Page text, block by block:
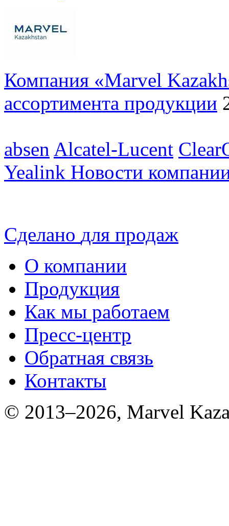
Компания «Marvel
ассортимента продукции
absen Alcatel-Lucent
Yealink Новости
Сделано для продаж
О компании
Продукция
Как мы работаем
Пресс-центр
Обратная связь
Контакты
© 2013–2026, Marvel